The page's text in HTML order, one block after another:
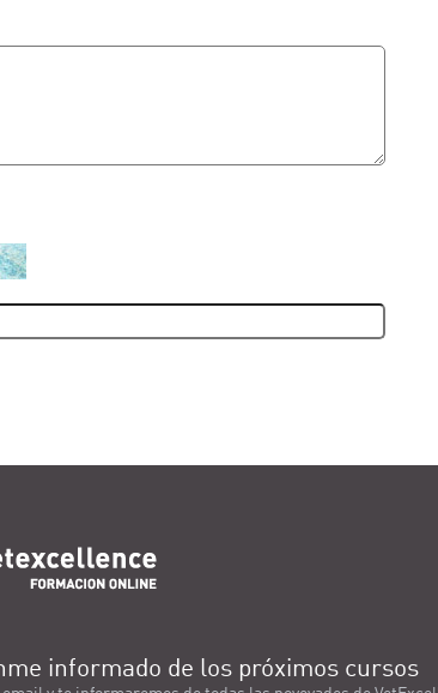
informado de los próximos cursos